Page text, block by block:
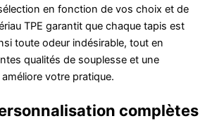
en fonction de vos choix et de
TPE garantit que chaque tapis est
toute odeur indésirable, tout en
qualités de souplesse et une
votre pratique.
complètes